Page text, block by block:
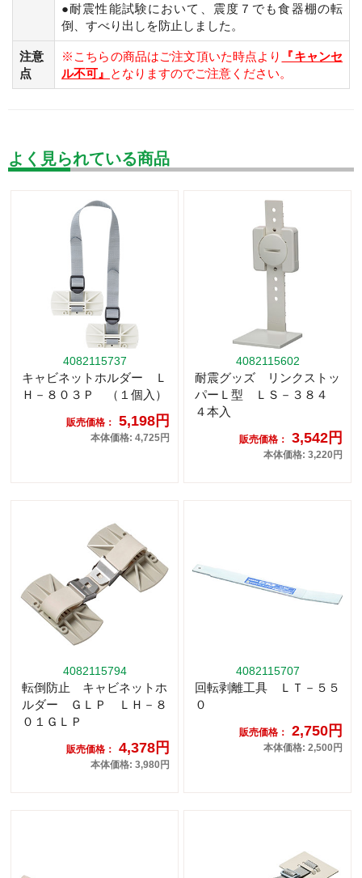
●耐震性能試験において、震度７でも食器棚の転
倒、すべり出しを防止しました。
注意
点
※こちらの商品はご注文頂いた時点より
『キャンセ
ル不可』 となりますのでご注意ください。
よく見られている商品
4082115737
キャビネットホルダー Ｌ
Ｈ－８０３Ｐ （１個入）
販売価格： 5,198円
本体価格: 4,725円
4082115602
耐震グッズ リンクストッ
パーＬ型 ＬＳ－３８４
４本入
販売価格： 3,542円
本体価格: 3,220円
4082115794
転倒防止 キャビネットホ
ルダー ＧＬＰ ＬＨ－８
０１ＧＬＰ
販売価格： 4,378円
本体価格: 3,980円
4082115707
回転剥離工具 ＬＴ－５５
０
販売価格： 2,750円
本体価格: 2,500円